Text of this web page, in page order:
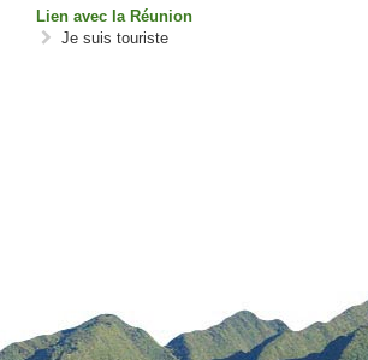
Lien avec la Réunion
Je suis touriste